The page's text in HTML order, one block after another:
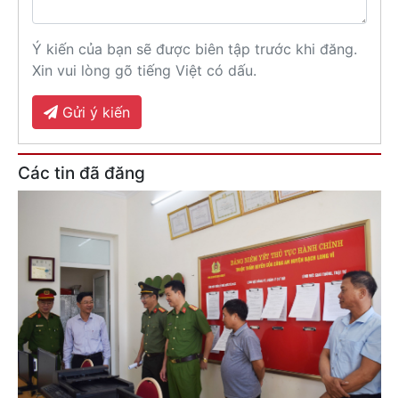
Ý kiến của bạn sẽ được biên tập trước khi đăng.
Xin vui lòng gõ tiếng Việt có dấu.
Gửi ý kiến
Các tin đã đăng